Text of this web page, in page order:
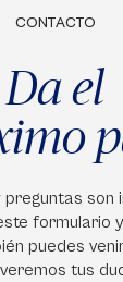
CONTACTO
Da el
preguntas son
formulario
puedes
tus